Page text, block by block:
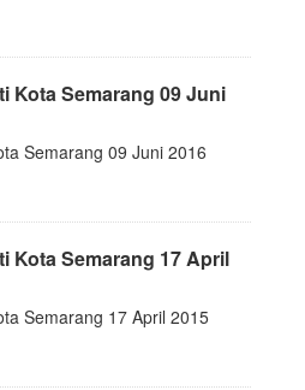
Kota Semarang 09 Juni
Semarang 09 Juni 2016
Kota Semarang 17 April
Semarang 17 April 2015